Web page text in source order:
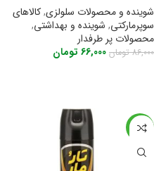
شوینده و محصولات سلولزی,کالاهای
سوپرمارکتی, شوینده و بهداشتی,
محصولات پر طرفدار
86,000 تومان 66,000 تومان
-33%